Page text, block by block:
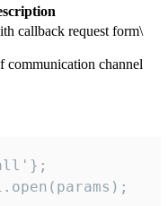
callback request form\
communication channel